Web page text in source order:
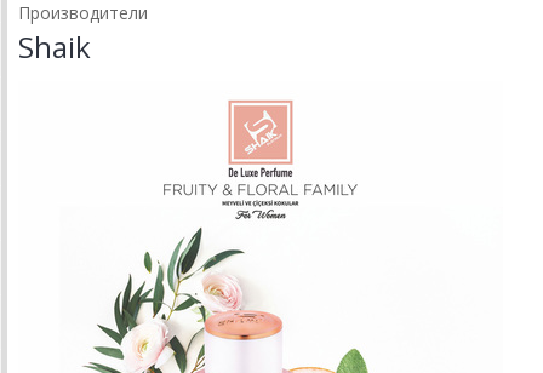
Производители
Shaik